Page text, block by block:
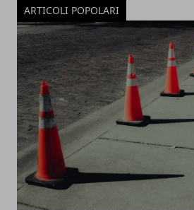
ARTICOLI POPOLARI